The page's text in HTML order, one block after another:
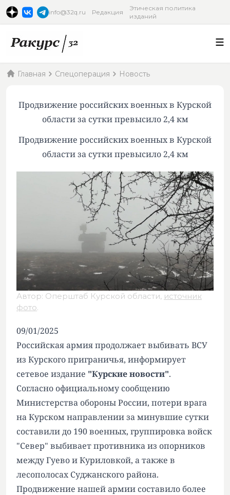
info@32q.ru Редакция
Этическая политика
изданий
Главная Спецоперация Новость
Продвижение российских военных в Курской
области за сутки превысило 2,4 км
Продвижение российских военных в Курской
области за сутки превысило 2,4 км
Автор: Оперштаб Курской области, источник
фото.
09/01/2025
Российская армия продолжает выбивать ВСУ
из Курского приграничья, информирует
сетевое издание "Курские новости".
Согласно официальному сообщению
Министерства обороны России, потери врага
на Курском направлении за минувшие сутки
составили до 190 военных, группировка войск
"Север" выбивает противника из опорников
между Гуево и Куриловкой, а также в
лесополосах Суджанского района.
Продвижение нашей армии составило более